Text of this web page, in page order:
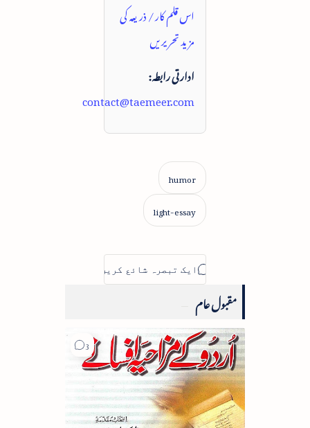
اس قلم کار / ذریعہ کی
مزید تحریریں
ادارتی رابطہ:
contact@taemeer.com
مقبول عام